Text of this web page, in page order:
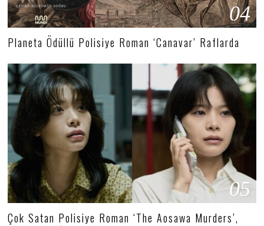
04
Planeta Ödüllü Polisiye Roman ‘Canavar’ Raflarda
05
Çok Satan Polisiye Roman ‘The Aosawa Murders’,